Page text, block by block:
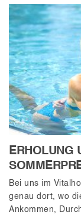
ERHOLUNG
Bei uns im
genau dort, wo
Ankommen,